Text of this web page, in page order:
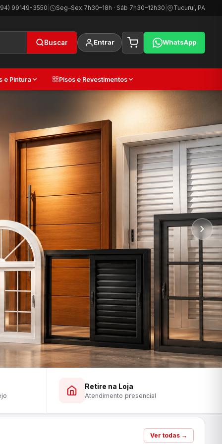
99149-3550 | Seg–Sex 7h30–18h · Sáb 7h30–12h30 Tucuruí, PA
Buscar Entrar WhatsApp
e Pintura Pisos e Revestimentos
Retire na Loja
Atendimento presencial
Ver todas →